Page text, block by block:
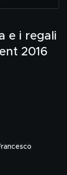
e i regali
2016